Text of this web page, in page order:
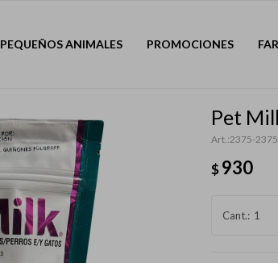
PEQUEÑOS ANIMALES PROMOCIONES
Pet
2375-2375
$930
1